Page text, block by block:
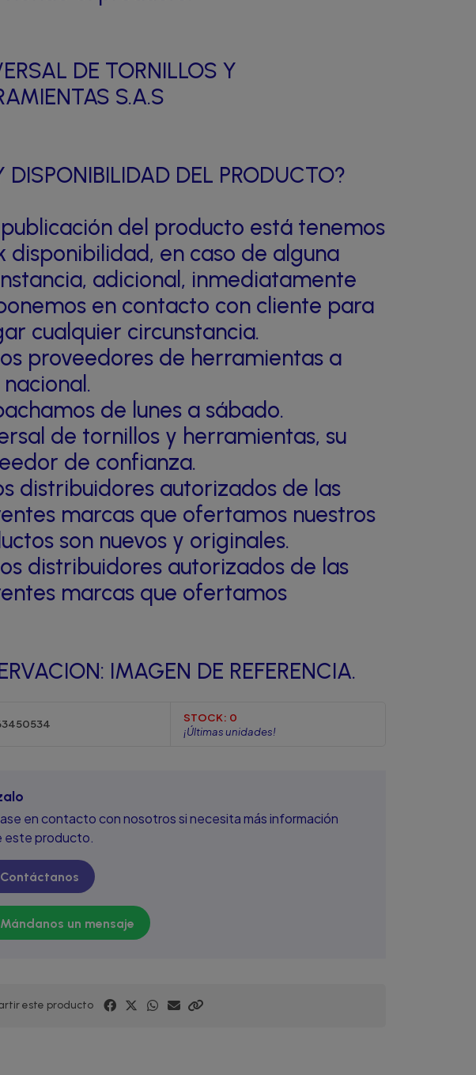
DE TORNILLOS Y
S.A.S
DISPONIBILIDAD DEL PRODUCTO?
del producto está tenemos
disponibilidad, en caso de alguna
adicional, inmediatamente
en contacto con cliente para
cualquier circunstancia.
proveedores de herramientas a
de lunes a sábado.
de tornillos y herramientas, su
de confianza.
distribuidores autorizados de las
marcas que ofertamos nuestros
son nuevos y originales.
distribuidores autorizados de las
marcas que ofertamos
IMAGEN DE REFERENCIA.
STOCK: 0
¡Últimas unidades!
en contacto con nosotros si necesita más información
este producto.
Contáctanos
Mándanos un mensaje
este producto